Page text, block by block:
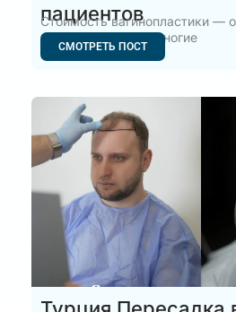
пациентов
Стоимость вагинопластики —
которую изучают многие
СМОТРЕТЬ ПОСТ